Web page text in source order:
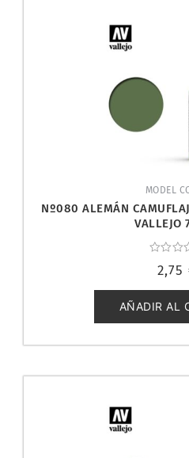
MODEL
Nº080 ALEMÁN
VALLEJO
con
de
5
2,75
AÑADIR AL